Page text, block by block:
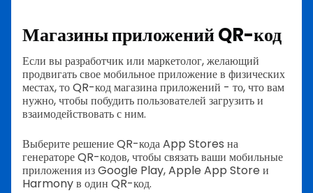
Магазины приложений QR-код
Если вы разработчик или маркетолог, желающий
продвигать свое мобильное приложение в физических
местах, то QR-код магазина приложений - то, что вам
нужно, чтобы побудить пользователей загрузить и
взаимодействовать с ним.
Выберите решение QR-кода App Stores на
генераторе QR-кодов, чтобы связать ваши мобильные
приложения из Google Play, Apple App Store и
Harmony в один QR-код.